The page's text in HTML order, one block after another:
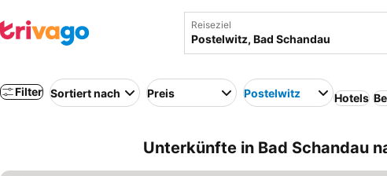
Reiseziel
Filter Sortiert nach Preis Postelwitz Hotels
Unterkünfte in Bad Schandau